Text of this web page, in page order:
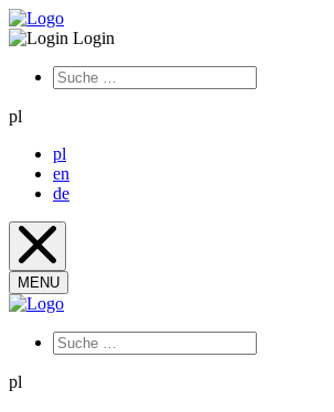
Login
pl
pl
en
de
MENU
pl